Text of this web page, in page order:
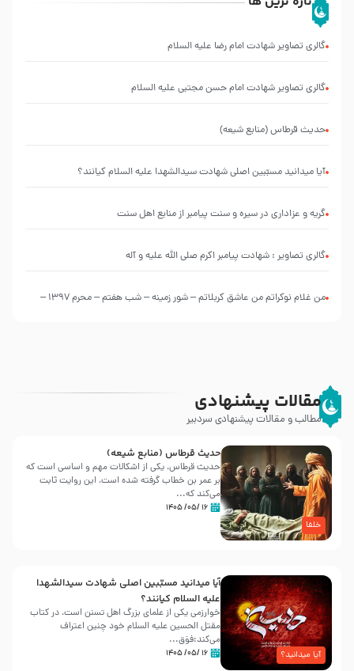
گالری تصاویر شهادت امام رضا علیه السلام
گالری تصاویر شهادت امام حسن مجتبی علیه السلام
حدیث قرطاس (منابع شیعه)
آیا میدانید مسبّبین اصلی شهادت سیدالشهدا علیه ‌السلام کیانند؟
گریه و عزاداری در سیره و سنت پیامبر از منابع اهل سنت
گالری تصاویر : شهادت پیامبر اکرم صلی الله علیه و آله
من غلام نوکراتم من عاشق کربلاتم – شور زمینه – شب هفتم – محرم 1397 –
مقالات پیشنهادی
مطالب و مقالات پیشنهادی سردبیر
خلفا
حدیث قرطاس (منابع شیعه)
حدیث قرطاس، یکی از اشکالات مهم و اساسی است که
بر عمر بن خطاب گرفته شده است، این روایت ثابت
می‌کند که...
۱۶ /۰۵/ ۱۴۰۵
آیا میدانید؟
آیا میدانید مسبّبین اصلی شهادت سیدالشهدا
علیه ‌السلام کیانند؟
خوارزمی یکی از علمای بزرگ اهل تسنن است، در کتاب
مقتل الحسین علیه ‌السلام خود چنین اعتراف
می‌کند:فوَق...
۱۶ /۰۵/ ۱۴۰۵